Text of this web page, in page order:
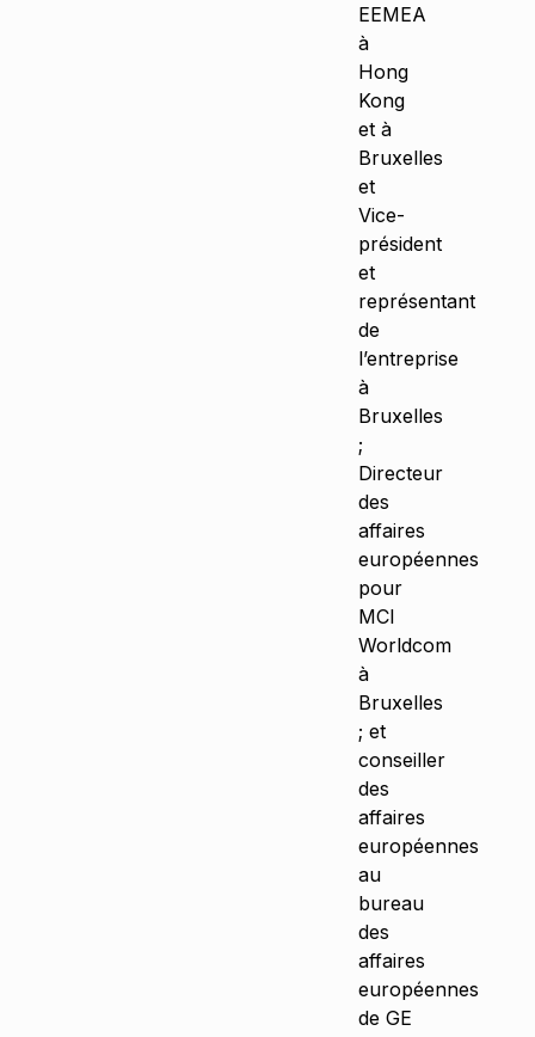
EEMEA
à
Hong
Kong
et à
Bruxelles
et
Vice-
président
et
représentant
de
l’entreprise
à
Bruxelles
;
Directeur
des
affaires
européennes
pour
MCI
Worldcom
à
Bruxelles
; et
conseiller
des
affaires
européennes
au
bureau
des
affaires
européennes
de GE